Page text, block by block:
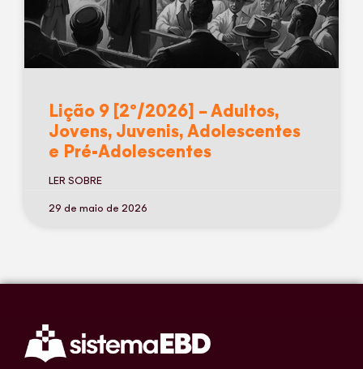
Lição 9 [2º/2026] – Adultos,
Jovens, Juvenis, Adolescentes
e Pré-Adolescentes
LER SOBRE
29 de maio de 2026